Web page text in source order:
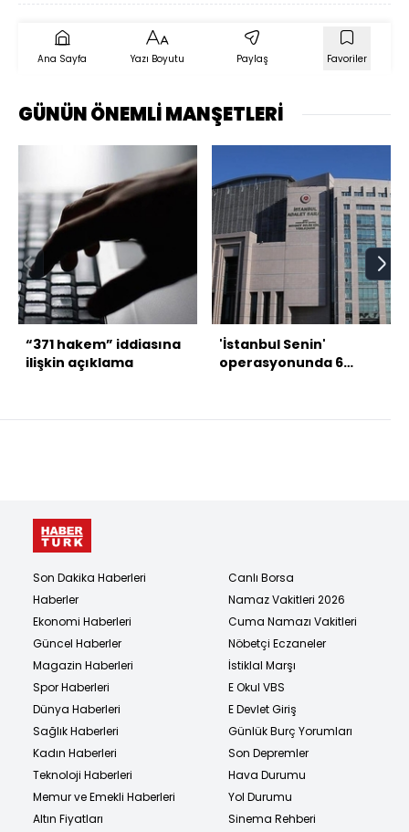
Ana Sayfa Yazı Boyutu Paylaş Favoriler
GÜNÜN ÖNEMLİ MANŞETLERİ
“371 hakem” iddiasına
ilişkin açıklama
'İstanbul Senin'
operasyonunda 6
Son Dakika Haberleri
Haberler
Ekonomi Haberleri
Güncel Haberler
Magazin Haberleri
Spor Haberleri
Dünya Haberleri
Sağlık Haberleri
Kadın Haberleri
Teknoloji Haberleri
Memur ve Emekli Haberleri
Altın Fiyatları
Canlı Borsa
Namaz Vakitleri 2026
Cuma Namazı Vakitleri
Nöbetçi Eczaneler
İstiklal Marşı
E Okul VBS
E Devlet Giriş
Günlük Burç Yorumları
Son Depremler
Hava Durumu
Yol Durumu
Sinema Rehberi